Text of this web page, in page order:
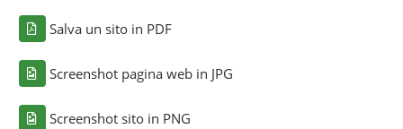
Salva un sito in PDF
Screenshot pagina web in JPG
Screenshot sito in PNG